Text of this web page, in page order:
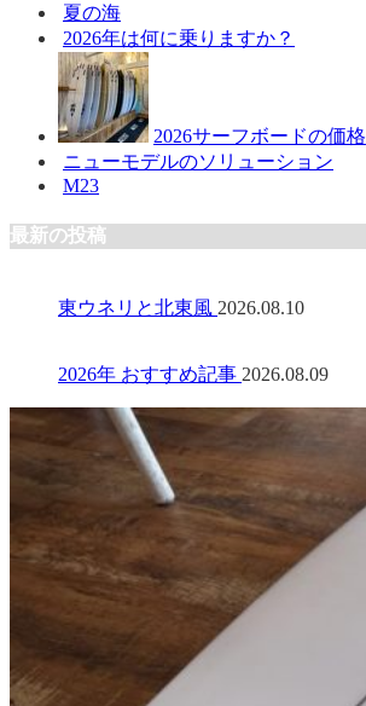
夏の海
2026年は何に乗りますか？
2026サーフボードの価格
ニューモデルのソリューション
M23
最新の投稿
東ウネリと北東風 2026.08.10
2026年 おすすめ記事 2026.08.09